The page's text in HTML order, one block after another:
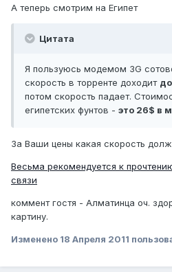
А теперь смотрим на Египет
Цитата
Я пользуюсь модемом 3G
скорость в торренте доходит
потом скорость падает.
египетских фунтов - это 26$ в
За Ваши цены какая скорость
Весьма рекомендуется к
связи
коммент гостя - Алматинца оч.
картину.
Изменено 18 Апреля 2011